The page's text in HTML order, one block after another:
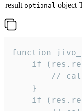
result optional object
function
if
//
    }
if